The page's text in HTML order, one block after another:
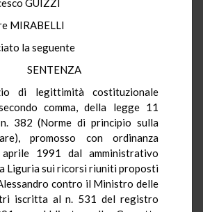
GUIZZI
MIRABELLI
la seguente
SENTENZA
di legittimità costituzionale
comma, della legge 11
382 (Norme di principio sulla
promosso con ordinanza
1991 dal amministrativo
Liguria sui ricorsi riuniti proposti
contro il Ministro delle
iscritta al n. 531 del registro